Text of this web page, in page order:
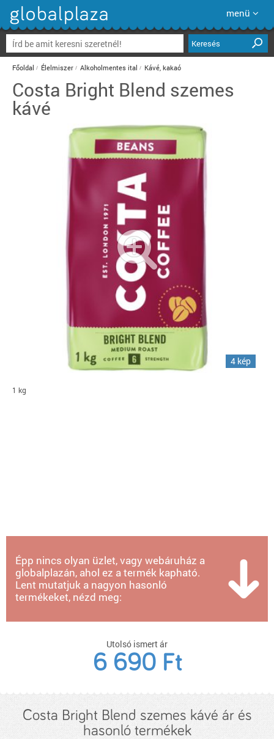
menü
Keresés
Főoldal Élelmiszer Alkoholmentes ital Kávé, kakaó
Costa Bright Blend szemes
kávé
4 kép
1 kg
Épp nincs olyan üzlet, vagy webáruház a
globalplazán, ahol ez a termék kapható.
Lent mutatjuk a nagyon hasonló
termékeket, nézd meg:
Utolsó ismert ár
6 690 Ft
Costa Bright Blend szemes kávé ár és
hasonló termékek